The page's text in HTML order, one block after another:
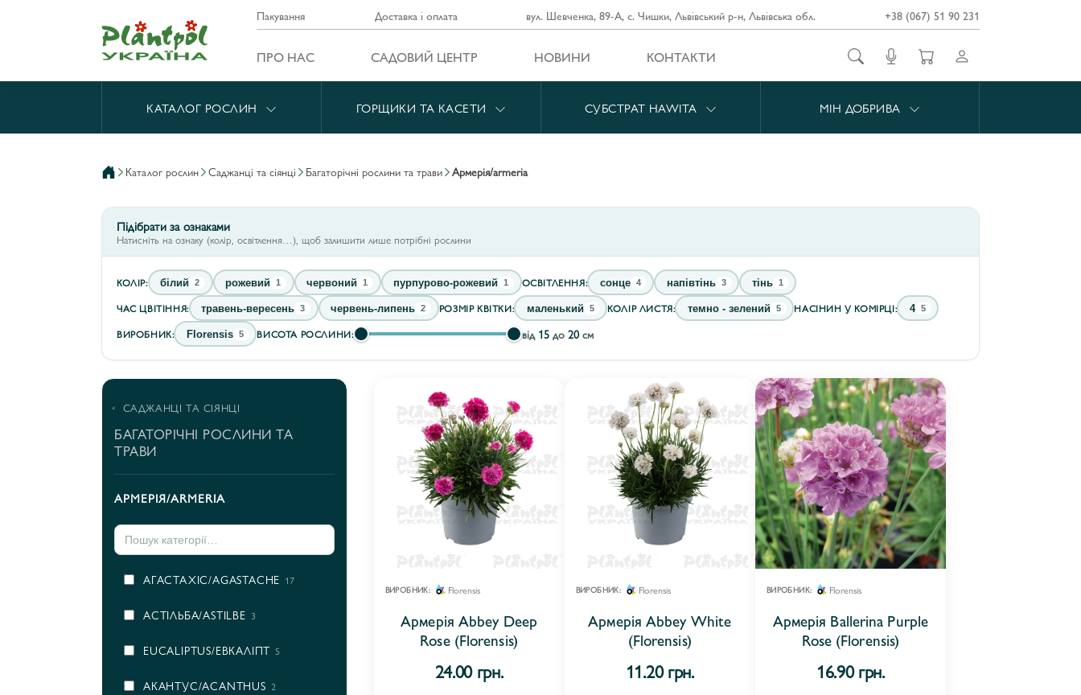
Пакування Доставка і оплата вул. Шевченка, 89-А, с. Чишки, Львівський р-н, Львівська обл. +38 (067) 51 90 231
ПРО НАС САДОВИЙ ЦЕНТР НОВИНИ КОНТАКТИ
КАТАЛОГ РОСЛИН ГОРЩИКИ ТА КАСЕТИ СУБСТРАТ HAWITA МІН ДОБРИВА
каталог рослин саджанці та сіянці багаторічні рослини та трави армерія/armeria
Підібрати за ознаками
Натисніть на ознаку (колір, освітлення…), щоб залишити лише потрібні рослини
КОЛІР: білий 2 рожевий 1 червоний 1 пурпурово-рожевий 1 ОСВІТЛЕННЯ: сонце 4 напівтінь 3 тінь 1
ЧАС ЦВІТІННЯ: травень-вересень 3 червень-липень 2 РОЗМІР КВІТКИ: маленький 5 КОЛІР ЛИСТЯ: темно - зелений 5 НАСІНИН У КОМІРЦІ: 4 5
ВИРОБНИК: Florensis 5 ВИСОТА РОСЛИНИ: від 15 до20 см
САДЖАНЦІ ТА СІЯНЦІ
БАГАТОРІЧНІ РОСЛИНИ ТА
ТРАВИ
АРМЕРІЯ/ARMERIA
AГАСТАХІС/AGASTACHE 17
AСТІЛЬБА/ASTILBE 3
EUCALIPTUS/ЕВКАЛІПТ 5
АКАНТУС/ACANTHUS 2
ВИРОБНИК: Florensis
Армерія Abbey Deep
Rose (Florensis)
24.00 грн.
ВИРОБНИК: Florensis
Армерія Abbey White
(Florensis)
11.20 грн.
ВИРОБНИК: Florensis
Армерія Ballerina Purple
Rose (Florensis)
16.90 грн.